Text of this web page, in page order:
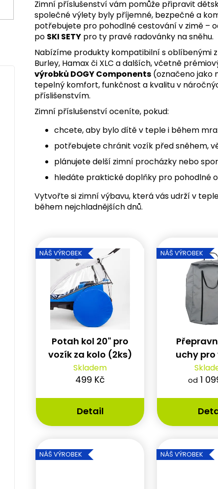
Zimní příslušenství vám pomůže připravit
společné výlety byly příjemné, bezpečné a
potřebujete pro pohodlné cestování v zimě –
po SKI SETY pro ty pravé radovánky na sněhu.
Nabízíme produkty kompatibilní s oblíbenými
Burley, Hamax či XLC a dalších, včetně
výrobků DOGY Components (označeno jako
tepelný komfort, funkčnost a kvalitu v
příslišenstvím.
Zimní příslušenství oceníte, pokud:
chcete, aby bylo dítě v teple i během
potřebujete chránit vozík před sněhem,
plánujete delší zimní procházky nebo
hledáte praktické doplňky pro pohodlné
Vytvořte si zimní výbavu, která vás udrží v
během nejchladnějších dnů.
ý
u
k
ů
NÁŠ VÝROBEK
Potah kol 20" pro
vozík za kolo (2ks)
Skladem
499 Kč
Detail
NÁŠ VÝROBEK
uchy
Thule
od 1
NÁŠ VÝROBEK NÁŠ VÝROBEK